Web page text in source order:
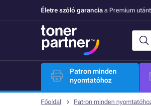
Életre szóló garancia a Premium
Patron minden
nyomtatóhoz
Főoldal Patron minden